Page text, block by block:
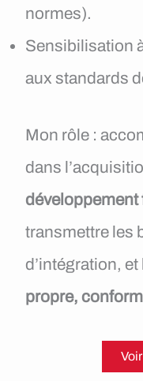
normes).
Sensibilisation
aux standards
Mon rôle :
dans
développement
transmettre les
d’intégration,
propre,